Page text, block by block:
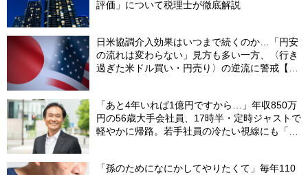
評価」について税理士が徹底解説
日米協調介入効果はいつまで続くのか…「円安
の流れは変わらない」見方も多い一方、〈行き
過ぎた米ドル買い・円売り〉の逆流に警戒【8
「あと4年いれば1億円ですから…」年収850万
円の56歳大手会社員、17時半・定時ジャストで
軽やかに帰路。若手社員の冷たい視線にも「だ
「孫のためになにかしてやりたくて」毎年110